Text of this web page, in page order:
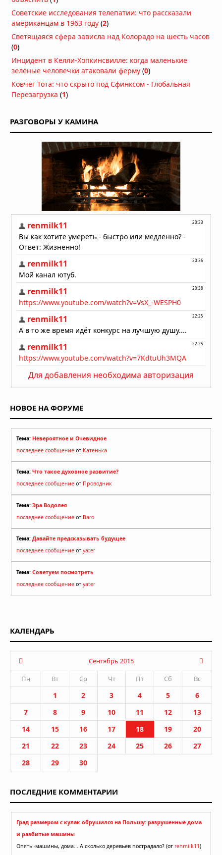
04.08.2026 в 11:13
Астероиды: не хаос, а порядок,
выстроенный за миллиарды лет
Как солнечный ветер лишил Марс
атмосферы: физический механизм
раскрыт
поле «кожи окаменевшего дракона»
на Марсе
04.08.2026 в 08:34
Кольца Венеры: обнаружение,
которое ждало своего часа десять
лет
03.08.2026 в 07:30
Ученые из Калифорнийского
технологического института нашли
Нептуном В 1989 году
02.08.2026 в 09:15
Советские исследования телепатии: что рассказали
американцам в 1963 году (2)
Светящаяся сфера зависла над Колорадо на шесть часов
(0)
Инцидент в Келли-Хопкинсвилле: когда маленькие
зелёные человечки атаковали ферму (0)
Ковчег Тота: что скрыто под Сфинксом - Глобальная
Перезагрузка (1)
РАЗГОВОРЫ У КАМИНА
Для добавления необходима авторизация
НОВОЕ НА ФОРУМЕ
Тема: Невероятное и Очевидное
последнее сообщение от Катенька
Тема: Что такое духовное развитие?
последнее сообщение от Проводник
Тема: Эра Водолея
последнее сообщение от Baro
Тема: Давайте предсказывать будущее
последнее сообщение от yater
Тема: Советуем посмотреть
последнее сообщение от yater
КАЛЕНДАРЬ
Сентябрь 2015
Пн
Вт Ср Чт Пт Сб Вс
1 2 3 4 5
6
7
8 9 10 11 12
13
14
15 16 17 18 19
20
21
22 23 24 25 26
27
28
29 30
ПОСЛЕДНИЕ КОММЕНТАРИИ
Град размером с кулак обрушился на Польшу: разрушенные дома
и разбитые машины
Опять -машины, дома... А сколько деревьев пострадало? (от renmilk11)